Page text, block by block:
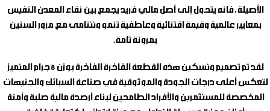
الأصيلة، فانه يتحول إلى أصل مالي فريد يجمع بين نقاء المعدن النفيس
بمعايير عالمية وقيمة اقتنائية وعاطفية تنمو وتتنامى مع مرور السنين
بمرونة تامة.
لقد تم تصميم وتسكين هذه القطعة الفاخرة الفاخرة بوزن 8 جرام المتميز
لتعكس أعلى درجات الجودة والموثوقية في صناعة السبائك والجنيهات
المخصصة للمستثمرين والأفراد الطامحين لبناء أرصدة مالية صلبة وآمنة